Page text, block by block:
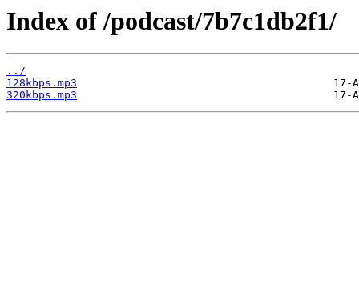
Index of /podcast/7b7c1db2f1/
../
128kbps.mp3
320kbps.mp3